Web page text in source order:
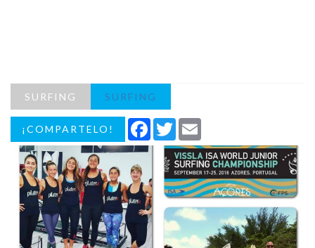
SURFING SURFING
¡COMPARTELO! Facebook
Twitter